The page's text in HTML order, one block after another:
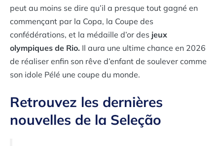
peut au moins se dire qu’il a presque tout gagné en
commençant par la Copa, la Coupe des
confédérations, et la médaille d’or des jeux
olympiques de Rio. Il aura une ultime chance en 2026
de réaliser enfin son rêve d’enfant de soulever comme
son idole Pélé une coupe du monde.
Retrouvez les dernières
nouvelles de la Seleção